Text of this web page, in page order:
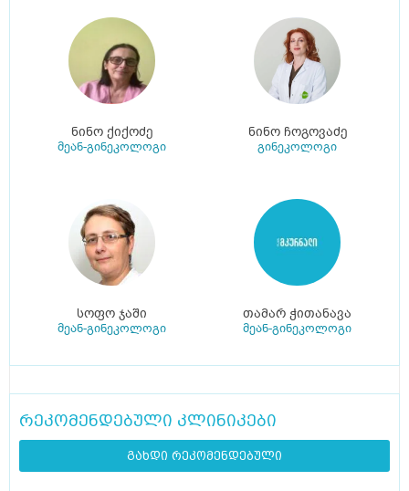
ნინო ქიქოძე
მეან-გინეკოლოგი
ნინო ჩოგოვაძე
გინეკოლოგი
სოფო ჯაში
მეან-გინეკოლოგი
თამარ ჭითანავა
მეან-გინეკოლოგი
რეკომენდებული კლინიკები
გახდი რეკომენდებული